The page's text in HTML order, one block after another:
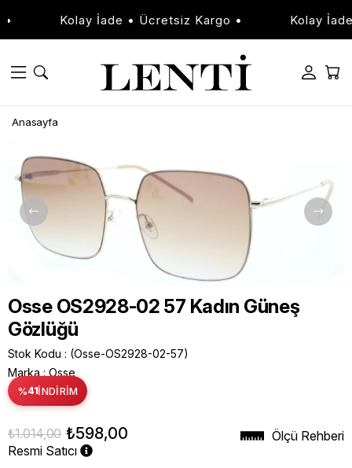
Kolay İade • Ücretsiz Kargo • Kolay İade
Anasayfa
Osse OS2928-02 57 Kadın Güneş
Gözlüğü
Stok Kodu
(Osse-OS2928-02-57)
Marka : Osse
%41İNDIRIM
₺1.014,00 ₺598,00
Resmi Satıcı
Ölçü Rehberi